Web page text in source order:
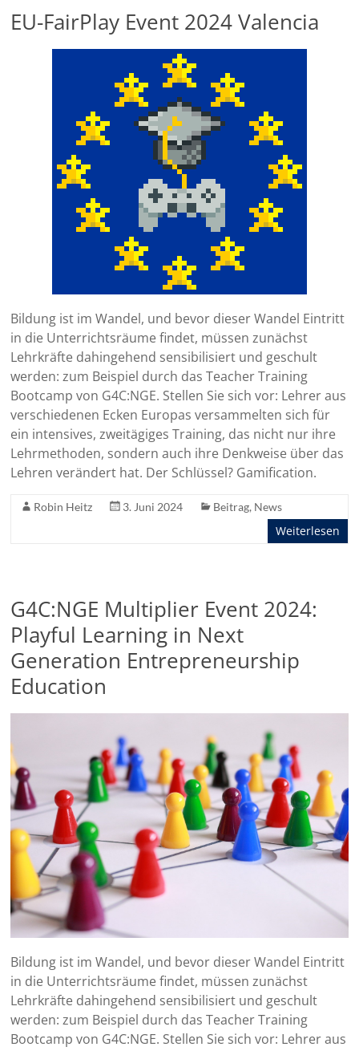
EU-FairPlay Event 2024 Valencia
Bildung ist im Wandel, und bevor dieser Wandel Eintritt
in die Unterrichtsräume findet, müssen zunächst
Lehrkräfte dahingehend sensibilisiert und geschult
werden: zum Beispiel durch das Teacher Training
Bootcamp von G4C:NGE. Stellen Sie sich vor: Lehrer aus
verschiedenen Ecken Europas versammelten sich für
ein intensives, zweitägiges Training, das nicht nur ihre
Lehrmethoden, sondern auch ihre Denkweise über das
Lehren verändert hat. Der Schlüssel? Gamification.
Robin Heitz 3. Juni 2024 Beitrag, News
Weiterlesen
G4C:NGE Multiplier Event 2024:
Playful Learning in Next
Generation Entrepreneurship
Education
Bildung ist im Wandel, und bevor dieser Wandel Eintritt
in die Unterrichtsräume findet, müssen zunächst
Lehrkräfte dahingehend sensibilisiert und geschult
werden: zum Beispiel durch das Teacher Training
Bootcamp von G4C:NGE. Stellen Sie sich vor: Lehrer aus